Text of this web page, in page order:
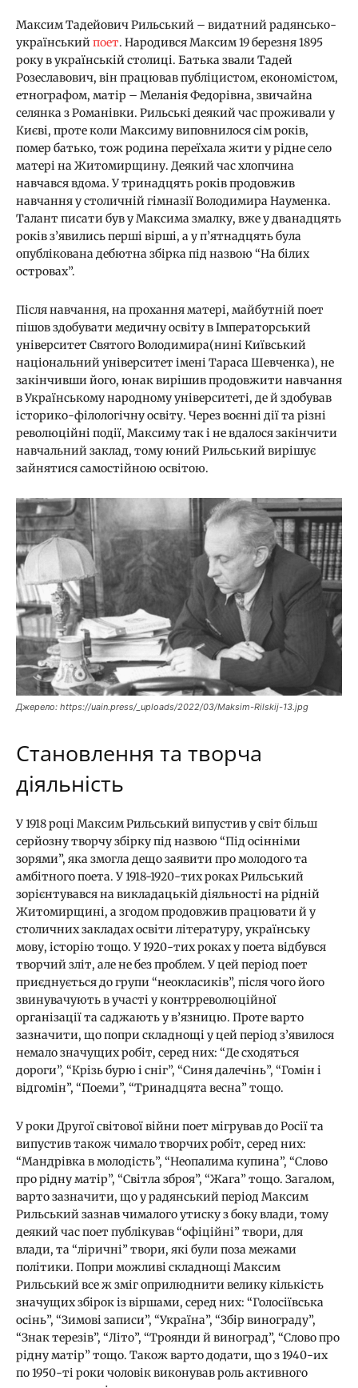
Максим Тадейович Рильський – видатний радянсько-
український поет. Народився Максим 19 березня 1895
року в українській столиці. Батька звали Тадей
Розеславович, він працював публіцистом, економістом,
етнографом, матір – Меланія Федорівна, звичайна
селянка з Романівки. Рильські деякий час проживали у
Києві, проте коли Максиму виповнилося сім років,
помер батько, тож родина переїхала жити у рідне село
матері на Житомирщину. Деякий час хлопчина
навчався вдома. У тринадцять років продовжив
навчання у столичній гімназії Володимира Науменка.
Талант писати був у Максима змалку, вже у дванадцять
років з’явились перші вірші, а у п’ятнадцять була
опублікована дебютна збірка під назвою “На білих
островах”.
Після навчання, на прохання матері, майбутній поет
пішов здобувати медичну освіту в Імператорський
університет Святого Володимира(нині Київський
національний університет імені Тараса Шевченка), не
закінчивши його, юнак вирішив продовжити навчання
в Українському народному університеті, де й здобував
історико-філологічну освіту. Через воєнні дії та різні
революційні події, Максиму так і не вдалося закінчити
навчальний заклад, тому юний Рильський вирішує
зайнятися самостійною освітою.
Джерело: https://uain.press/_uploads/2022/03/Maksim-Rilskij-13.jpg
Становлення та творча
діяльність
У 1918 році Максим Рильський випустив у світ більш
серйозну творчу збірку під назвою “Під осінніми
зорями”, яка змогла дещо заявити про молодого та
амбітного поета. У 1918-1920-тих роках Рильський
зорієнтувався на викладацькій діяльності на рідній
Житомирщині, а згодом продовжив працювати й у
столичних закладах освіти літературу, українську
мову, історію тощо. У 1920-тих роках у поета відбувся
творчий зліт, але не без проблем. У цей період поет
приєднується до групи “неокласиків”, після чого його
звинувачують в участі у контрреволюційної
організації та саджають у в’язницю. Проте варто
зазначити, що попри складнощі у цей період з’явилося
немало значущих робіт, серед них: “Де сходяться
дороги”, “Крізь бурю і сніг”, “Синя далечінь”, “Гомін і
відгомін”, “Поеми”, “Тринадцята весна” тощо.
У роки Другої світової війни поет мігрував до Росії та
випустив також чимало творчих робіт, серед них:
“Мандрівка в молодість”, “Неопалима купина”, “Слово
про рідну матір”, “Світла зброя”, “Жага” тощо. Загалом,
варто зазначити, що у радянський період Максим
Рильський зазнав чималого утиску з боку влади, тому
деякий час поет публікував “офіційні” твори, для
влади, та “ліричні” твори, які були поза межами
політики. Попри можливі складнощі Максим
Рильський все ж зміг оприлюднити велику кількість
значущих збірок із віршами, серед них: “Голосіївська
осінь”, “Зимові записи”, “Україна”, “Збір винограду”,
“Знак терезів”, “Літо”, “Троянди й виноград”, “Слово про
рідну матір” тощо. Також варто додати, що з 1940-их
по 1950-ті роки чоловік виконував роль активного